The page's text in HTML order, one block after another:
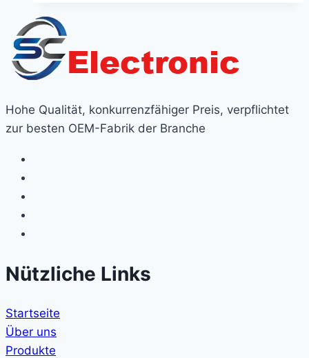
Hohe Qualität, konkurrenzfähiger Preis, verpflichtet
zur besten OEM-Fabrik der Branche
Nützliche Links
Startseite
Über uns
Produkte